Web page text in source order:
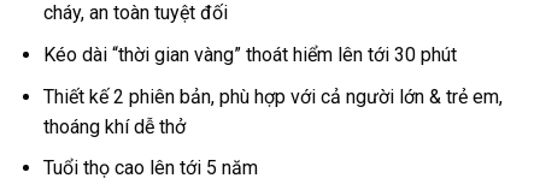
cháy, an toàn tuyệt đối
Kéo dài “thời gian vàng” thoát hiểm lên tới 30 phút
Thiết kế 2 phiên bản, phù hợp với cả người lớn & trẻ em,
thoáng khí dễ thở
Tuổi thọ cao lên tới 5 năm